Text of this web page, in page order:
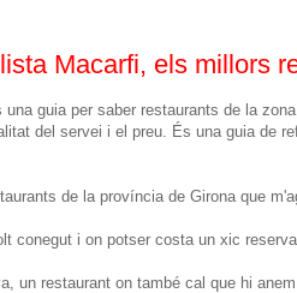
Macarfi, els millors
guia per saber restaurants de la
del servei i el preu. És una guia de
de la província de Girona que
conegut i on potser costa un xic
un restaurant on també cal que hi